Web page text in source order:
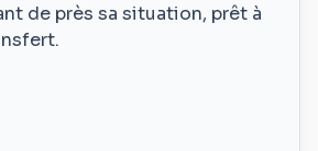
de près sa situation, prêt à